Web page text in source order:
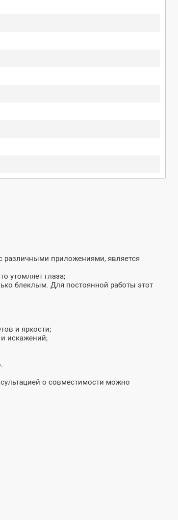
различными приложениями, является
утомляет глаза;
блеклым. Для постоянной работы этот
и яркости;
искажений;
о совместимости можно